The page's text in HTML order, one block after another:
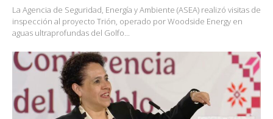
La Agencia de Seguridad, Energía y Ambiente (ASEA) realizó visitas de
inspección al proyecto Trión, operado por Woodside Energy en
aguas ultraprofundas del Golfo...